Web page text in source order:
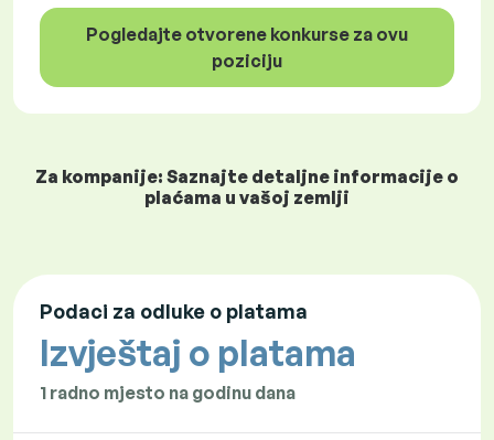
Pogledajte otvorene konkurse za ovu
poziciju
Za kompanije: Saznajte detaljne informacije o
plaćama u vašoj zemlji
Podaci za odluke o platama
Izvještaj o platama
1 radno mjesto na godinu dana